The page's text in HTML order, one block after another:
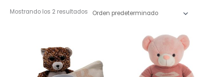
Mostrando los 2 resultados